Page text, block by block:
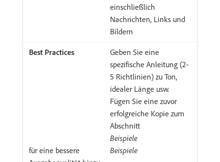
einschließlich
Nachrichten, Links und
Bildern
Geben Sie eine
spezifische Anleitung (2-
5 Richtlinien) zu Ton,
idealer Länge usw.
Fügen Sie eine zuvor
erfolgreiche Kopie zum
Abschnitt
Beispiele
für eine bessere
Beispiele